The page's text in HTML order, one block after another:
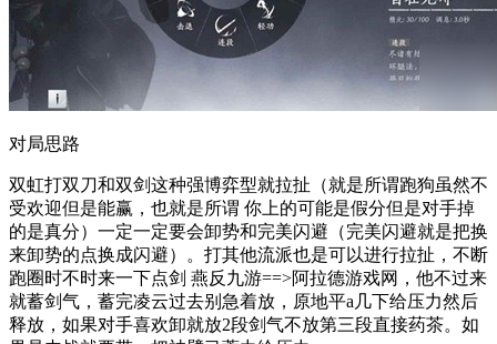
对局思路
双虹打双刀和双剑这种强博弈型就拉扯（就是所谓跑狗虽然不
受欢迎但是能赢，也就是所谓 你上的可能是假分但是对手掉
的是真分）一定一定要会卸势和完美闪避（完美闪避就是把换
来卸势的点换成闪避）。打其他流派也是可以进行拉扯，不断
跑圈时不时来一下点剑 燕反九游==>阿拉德游戏网，他不过来
就蓄剑气，蓄完凌云过去别急着放，原地平a几下给压力然后
释放，如果对手喜欢卸就放2段剑气不放第三段直接药茶。如